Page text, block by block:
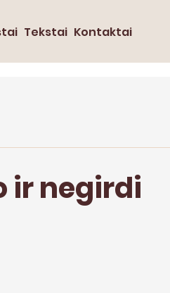
Tekstai Kontaktai
ir negirdi